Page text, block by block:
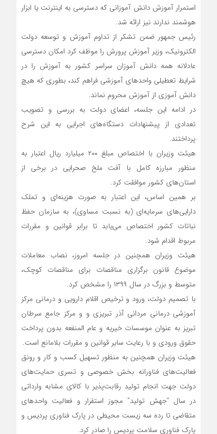
استمرار آموزش دانش آموزانی که دسترسی به اینترنت یا ابزار
هوشمند ندارند نیز ارائه شد.
رئیس جمهور ضمن تشکر از تداوم آموزش و توسعه دولت
الکترونیک، وزیر آموزش پرورش را موظف کرد امکان دسترسی
عادلانه همه دانش آموزان سراسر کشور به آموزش را در
شرایط تعطیلی واحد‌های آموزشی فراهم کند، بطوری که هیچ
دانش آموزی از آموزش محروم نماند.
در ادامه این جلسه، اعضای دولت به بررسی و تصویب
تعدادی از پیشنهادات دستگاه‌های اجرایی به این شرح
پرداختند.
هیئت وزیران با اختصاص مبلغ ۲۰۰ میلیارد ریال اعتبار به
منظور مبارزه کامل با آفت ملخ صحرایی در برخی از
استان‌های کشور موافقت کرد.
بر همین اساس، این اعتبار به صورت هزینه‌ای و تملک
دارایی‌های سرمایه‌ای (به نسبت مساوی)، به سازمان حفظ
نباتات کشور اختصاص می‌یابد تا برابر قوانین و مقررات
مربوط اقدام شود.
هیئت وزیران همچنین در جلسه امروز، نصاب معاملات
موضوع قانون برگزاری مناقصات برای مناقصات کوچک،
متوسط و بزرگ در سال ۱۳۹۹ را مشخص کرد.
با تصمیم دولت، ورود و ترخیص اقلام دارویی و درمانی مرکز
آموزشی درمانی مردانی آذر تبریزی و و مرکز جامع سرطان
تبریز به عنوان موسسات خیریه و عام المنفعه بدون پرداخت
حقوق ورودی و با رعایت سایر قوانین و مقررات بلامانع است.
هیئت وزیران همچنین به منظور تسهیل کسب و کار و رونق
فعالیت‌های فناورانه بخش خصوصی و تسری حمایت‌های
دولت جهت انجام تولید رقابت‌پذیر با کالای مشابه وارداتی
در سال “جهش تولید” مجوز استقرار و فعالیت واحد‌های
متقاضی تا رده سه زیست محیطی در پارک فناوری پردیس و
پارک فناوری سلامت پردیس را صادر کرد.